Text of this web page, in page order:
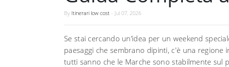
By Itinerari low cost - Jul 07, 2026
Se stai cercando un’idea per un weekend
paesaggi che sembrano dipinti, c'è una regione
tutti sanno che le Marche sono stabilmente sul